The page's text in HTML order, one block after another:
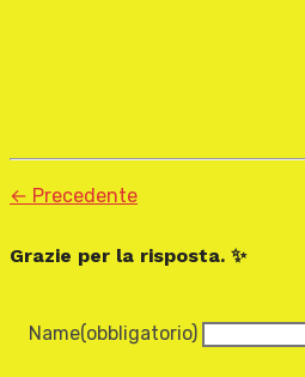
← Precedente
Grazie per la risposta. ✨
Name(obbligatorio)